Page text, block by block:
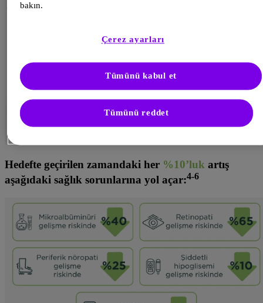
Hedefte geçirilen zamandaki her %10’luk artış
aşağıdaki sağlık sorunlarına yol açar:4-6
bakın.
Çerez ayarları
Tümünü reddet
Tümünü kabul et